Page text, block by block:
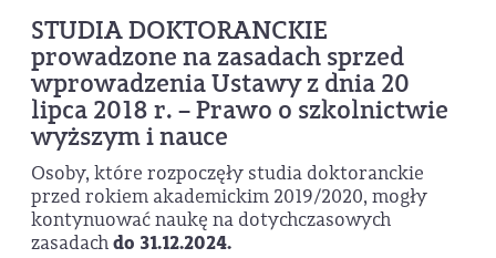
STUDIA DOKTORANCKIE
prowadzone na zasadach sprzed
wprowadzenia Ustawy z dnia 20
lipca 2018 r. – Prawo o szkolnictwie
wyższym i nauce
Osoby, które rozpoczęły studia doktoranckie
przed rokiem akademickim 2019/2020, mogły
kontynuować naukę na dotychczasowych
zasadachdo 31.12.2024.